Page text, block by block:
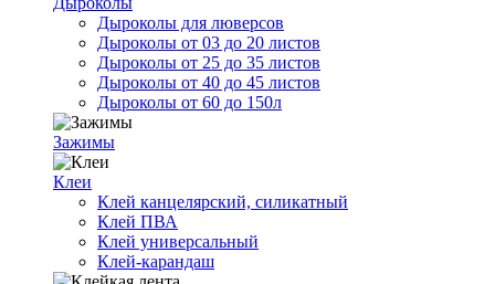
Дыроколы для люверсов
Дыроколы от 03 до 20 листов
Дыроколы от 25 до 35 листов
Дыроколы от 40 до 45 листов
Дыроколы от 60 до 150л
Зажимы
Клеи
Клей канцелярский, силикатный
Клей ПВА
Клей универсальный
Клей-карандаш